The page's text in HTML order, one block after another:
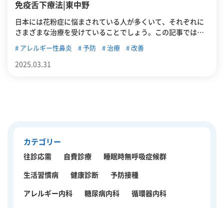
免疫舌下療法|東中野
日本には花粉症に悩まされている人が多くいて、それぞれに
さまざまな治療を受けていることでしょう。この記事では、
しく解説します。
アレルギー性鼻炎 予防 治療 改善
2025.03.31
カテゴリー
往診応需 自費診療 睡眠時無呼吸症候群
生活習慣病 健康診断 予防接種
アレルギー内科 糖尿病内科 循環器内科